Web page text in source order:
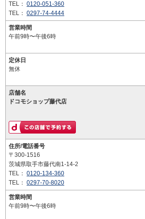
TEL： 0120-051-360
TEL： 0297-74-4444
営業時間
午前9時〜午後6時
定休日
無休
店舗名
ドコモショップ藤代店
住所/電話番号
〒300-1516
茨城県取手市藤代南1-14-2
TEL： 0120-134-360
TEL： 0297-70-8020
営業時間
午前9時〜午後6時